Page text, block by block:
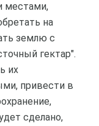
местами,
на
землю с
гектар".
их
привести в
сделано,